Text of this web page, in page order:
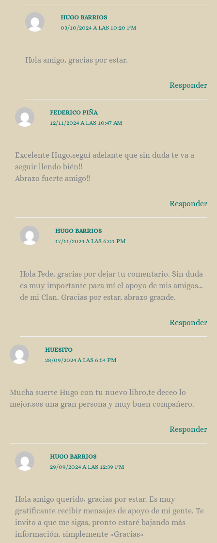
HUGO BARRIOS
03/10/2024 A LAS 10:20 PM
Hola amigo, gracias por estar.
Responder
FEDERICO PIÑA
12/11/2024 A LAS 10:47 AM
Excelente Hugo,seguí adelante que sin duda te va a
seguir llendo bién!!
Abrazo fuerte amigo!!
Responder
HUGO BARRIOS
17/11/2024 A LAS 6:01 PM
Hola Fede, gracias por dejar tu comentario. Sin duda
es muy importante para mí el apoyo de mis amigos…
de mi Clan. Gracias por estar, abrazo grande.
Responder
HUESITO
28/09/2024 A LAS 6:54 PM
Mucha suerte Hugo con tu nuevo libro,te deceo lo
mejor,sos una gran persona y muy buen compañero.
Responder
HUGO BARRIOS
29/09/2024 A LAS 12:39 PM
Hola amigo querido, gracias por estar. Es muy
gratificante recibir mensajes de apoyo de mi gente. Te
invito a que me sigas, pronto estaré bajando más
información. simplemente «Gracias»